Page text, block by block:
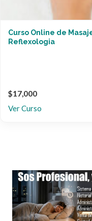
Curso Online de
Reflexologia
$17,000
Ver Curso